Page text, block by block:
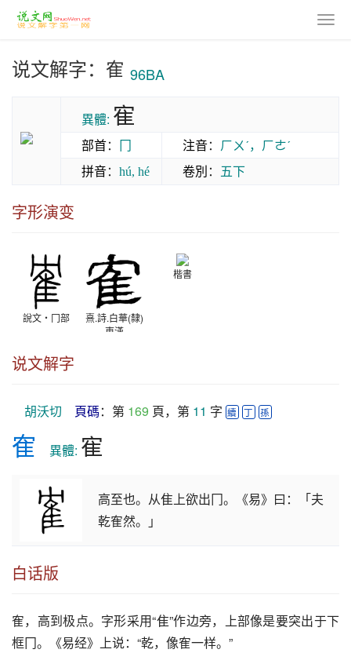
说文解字：隺 96BA
異體: 寉
部首： 冂 注音： ㄏㄨˊ，ㄏㄜˊ
拼音： hú, hé 卷別： 五下
字形演变
說文‧冂部
熹.詩.白華(隸)
東漢
楷書
说文解字
胡沃切 頁碼：第 169 頁，第 11 字 續 丁 孫
隺 異體: 寉
高至也。从隹上欲出冂。《易》曰：「夫
乾隺然。」
白话版
隺，高到极点。字形采用“隹”作边旁，上部像是要突出于下
框冂。《易经》上说：“乾，像隺一样。”